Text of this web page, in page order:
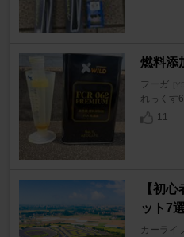
燃料添
フーガ
れっくす
11
【初
ット7
カーライ